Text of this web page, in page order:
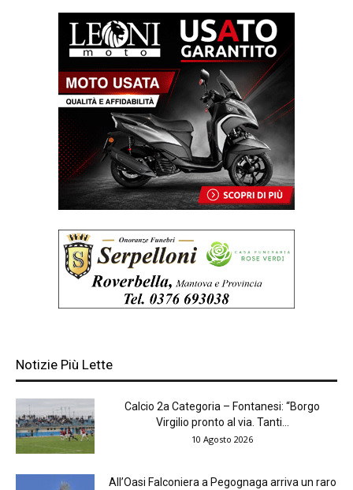
Notizie Più Lette
Calcio 2a Categoria – Fontanesi: “Borgo
Virgilio pronto al via. Tanti...
10 Agosto 2026
All’Oasi Falconiera a Pegognaga arriva un raro